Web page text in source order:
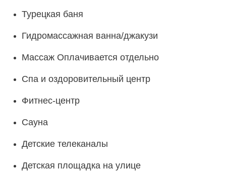
Турецкая баня
Гидромассажная ванна/джакузи
Массаж Оплачивается отдельно
Спа и оздоровительный центр
Фитнес-центр
Сауна
Детские телеканалы
Детская площадка на улице